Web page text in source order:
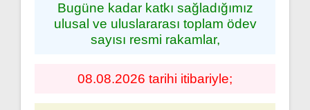
Bugüne kadar katkı sağladığımız
ulusal ve uluslararası toplam ödev
sayısı resmi rakamlar,
08.08.2026 tarihi itibariyle;